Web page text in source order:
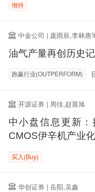
增持
中金公司 | 庞雨辰,李林惠
油气产量再创历史
跑赢行业(OUTPERFORM)
开源证券 | 周佳,赵晨旭
中小盘信息更新：
CMOS伊辛机产业
买入(Buy)
华创证券 | 岳阳,吴鑫